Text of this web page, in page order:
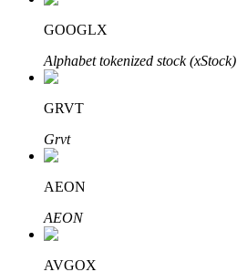
合夥人計劃
GOOGLX
Alphabet tokenized stock (xStock)
GRVT
Grvt
AEON
AEON
AVGOX